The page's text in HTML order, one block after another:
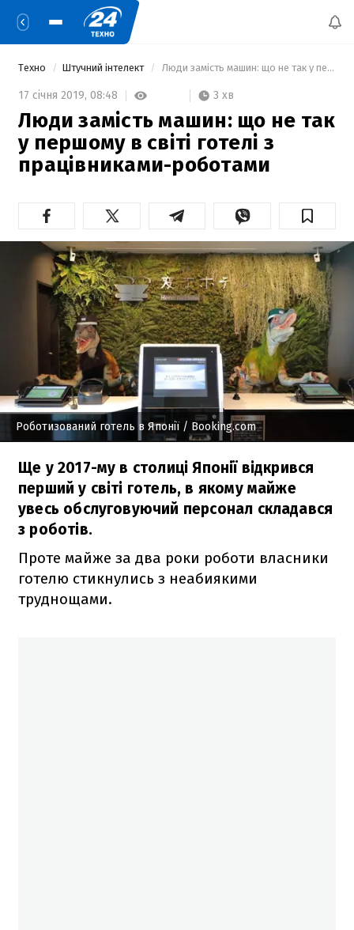
Техно Штучний інтелект Люди замість машин: що не так у першому в світі готелі з працівниками-роботами
17 січня 2019, 08:48 3 хв
Люди замість машин: що не так
у першому в світі готелі з
працівниками-роботами
Роботизований готель в Японії / Вooking.com
Ще у 2017-му в столиці Японії відкрився
перший у світі готель, в якому майже
увесь обслуговуючий персонал складався
з роботів.
Проте майже за два роки роботи власники
готелю стикнулись з неабиякими
труднощами.